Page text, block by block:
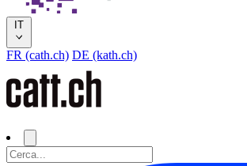
IT
FR (cath.ch) DE (kath.ch)